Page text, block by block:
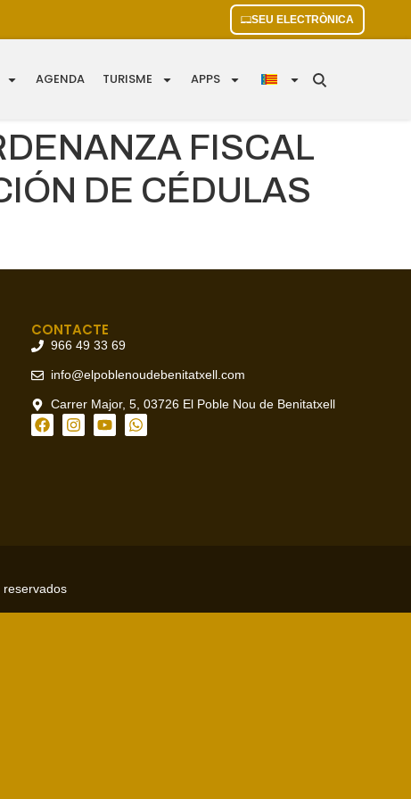
SEU ELECTRÒNICA
AGENDA TURISME APPS
FISCAL
DE CÉDULAS
CONTACTE
966 49 33 69
info@elpoblenoudebenitatxell.com
Carrer Major, 5, 03726 El Poble Nou de Benitatxell